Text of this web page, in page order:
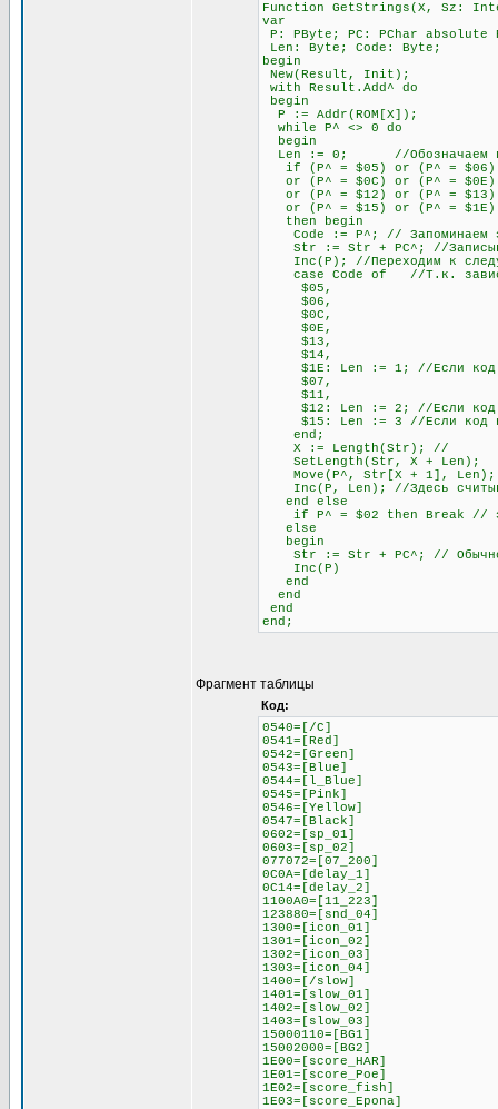
Function GetStrings(X, Sz:
var
P: PByte; PC: PChar absolute
Len: Byte; Code: Byte;
begin
New(Result, Init);
with Result.Add^ do
begin
P := Addr(ROM[X]);
while P^ <> 0 do
begin
Len := 0; //Обозначаем
if (P^ = $05) or (P^ = $06) or
or (P^ = $0C) or (P^ = $0E) or
or (P^ = $12) or (P^ = $13)
or (P^ = $15) or (P^ = $1E)
then begin
Code := P^; // Запоминаем
Str := Str + PC^; //
Inc(P); //Переходим к
case Code of //Т.к.
$05,
$06,
$0C,
$0E,
$13,
$14,
$1E: Len := 1; //Если код
$07,
$11,
$12: Len := 2; //Если код
$15: Len := 3 //Если код
end;
X := Length(Str); //
SetLength(Str, X +
Move(P^, Str[X + 1],
Inc(P, Len); //Здесь
end else
if P^ = $02 then Break // это
else
begin
Str := Str + PC^; // Обычное
Inc(P)
end
end
end
end;
Фрагмент таблицы
Код:
0540=[/C]
0541=[Red]
0542=[Green]
0543=[Blue]
0544=[l_Blue]
0545=[Pink]
0546=[Yellow]
0547=[Black]
0602=[sp_01]
0603=[sp_02]
077072=[07_200]
0C0A=[delay_1]
0C14=[delay_2]
1100A0=[11_223]
123880=[snd_04]
1300=[icon_01]
1301=[icon_02]
1302=[icon_03]
1303=[icon_04]
1400=[/slow]
1401=[slow_01]
1402=[slow_02]
1403=[slow_03]
15000110=[BG1]
15002000=[BG2]
1E00=[score_HAR]
1E01=[score_Poe]
1E02=[score_fish]
1E03=[score_Epona]